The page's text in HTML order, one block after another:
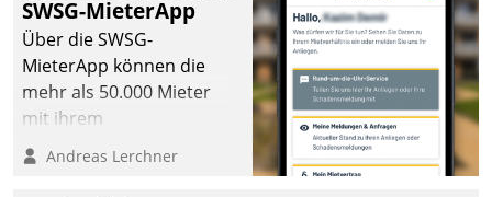
SWSG-MieterApp
Über die SWSG-
MieterApp können die
mehr als 50.000 Mieter
mit ihrem
Wohnungsunternehmen
kommunizieren, auf dem
Andreas Lerchner